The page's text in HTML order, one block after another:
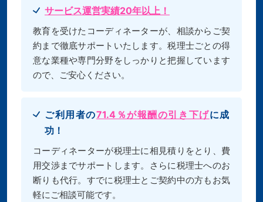
サービス運営実績20年以上！
教育を受けたコーディネーターが、相談からご契
約まで徹底サポートいたします。税理士ごとの得
意な業種や専門分野をしっかりと把握しています
ので、ご安心ください。
ご利用者の71.4％が報酬の引き下げに成
功！
コーディネーターが税理士に相見積りをとり、費
用交渉までサポートします。さらに税理士へのお
断りも代行。すでに税理士とご契約中の方もお気
軽にご相談可能です。